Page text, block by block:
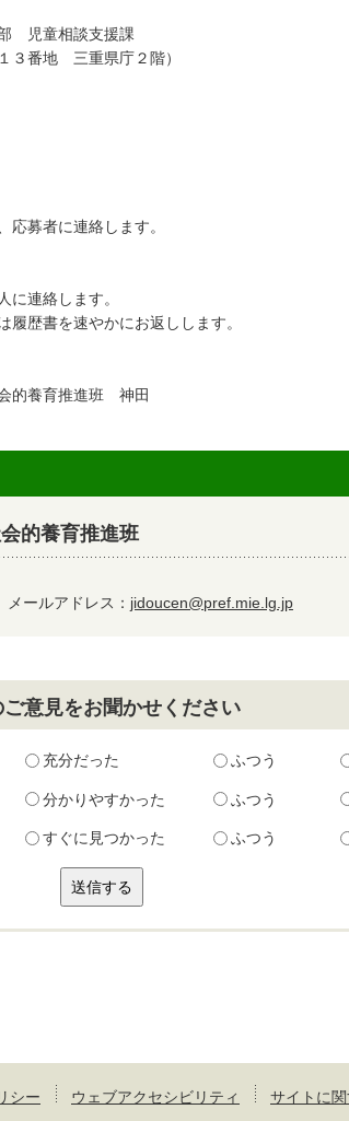
児童相談支援課
番地 三重県庁２階）
募者に連絡します。
連絡します。
歴書を速やかにお返しします。
養育推進班 神田
的養育推進班
メールアドレス： jidoucen@pref.mie.lg.jp
意見をお聞かせください
充分だった ふつう
分かりやすかった ふつう
すぐに見つかった ふつう
シー ウェブアクセシビリティ サイトに